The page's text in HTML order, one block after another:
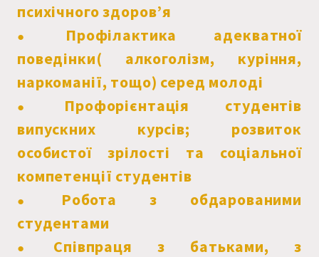
психічного здоров’я
● Профілактика адекватної
поведінки( алкоголізм, куріння,
наркоманії, тощо) серед молоді
● Профорієнтація студентів
випускних курсів; розвиток
особистої зрілості та соціальної
компетенції студентів
● Робота з обдарованими
студентами
● Співпраця з батьками, з